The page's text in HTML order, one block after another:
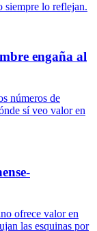
siempre lo reflejan.
engaña al
números de
sí veo valor en
ofrece valor en
las esquinas por